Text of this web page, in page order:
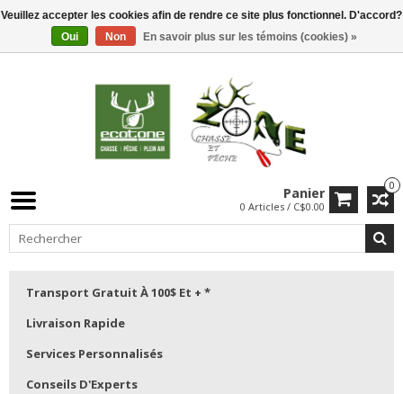
0
Panier
0 Articles / C$0.00
Transport Gratuit À 100$ Et + *
Livraison Rapide
Services Personnalisés
Conseils D'Experts
Veuillez accepter les cookies afin de rendre ce site plus fonctionnel. D'accord?
Oui
Non En savoir plus sur les témoins (cookies) »